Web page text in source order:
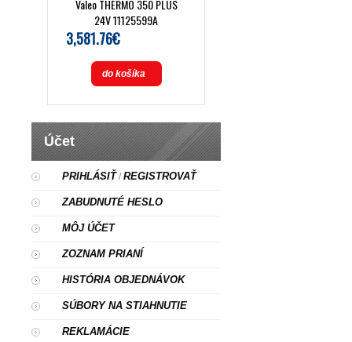
Valeo THERMO 350 PLUS
24V 11125599A
3,581.76€
do košíka
Účet
PRIHLÁSIŤ/REGISTROVAŤ
ZABUDNUTÉ HESLO
MÔJ ÚČET
ZOZNAM PRIANÍ
HISTÓRIA OBJEDNÁVOK
SÚBORY NA STIAHNUTIE
REKLAMÁCIE